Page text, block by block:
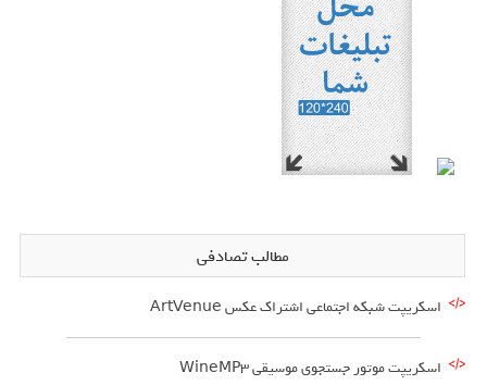
مطالب تصادفی
اسکریپت شبکه اجتماعی اشتراک عکس ArtVenue
اسکریپت موتور جستجوی موسیقی WineMP3